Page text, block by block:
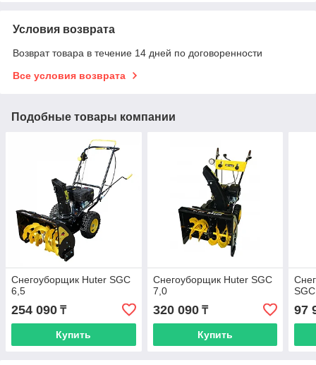
Условия возврата
Возврат товара в течение 14 дней по договоренности
Все условия возврата
Подобные товары компании
Снегоуборщик Huter SGC
6,5
254 090 ₸
Купить
Снегоуборщик Huter SGC
7,0
320 090₸
Купить
97